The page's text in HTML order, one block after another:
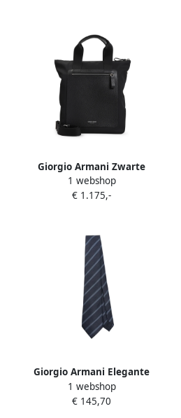
Giorgio Armani Zwarte
Schoudertas Ss25 Black
Heren
1 webshop
€ 1.175,-
Giorgio Armani Elegante
Zijden Stropdas voor
Mannen Blue Heren
1 webshop
€ 145,70